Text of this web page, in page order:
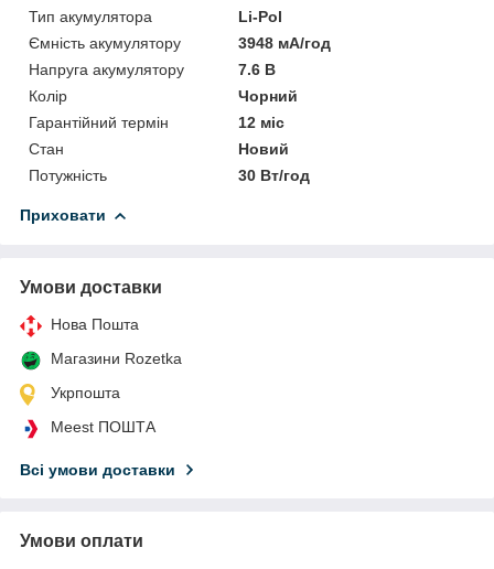
Тип акумулятора
Li-Pol
Ємність акумулятору
3948 мА/год
Напруга акумулятору
7.6 В
Колір
Чорний
Гарантійний термін
12 міс
Стан
Новий
Потужність
30 Вт/год
Приховати
Умови доставки
Нова Пошта
Магазини Rozetka
Укрпошта
Meest ПОШТА
Всі умови доставки
Умови оплати